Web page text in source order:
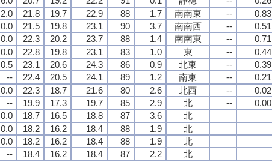
2.0 21.8 19.7 22.9 88 1.7 南南東 -- 0.83
0.0 21.5 19.8 23.1 90 3.7 南南西 -- 0.51
0.0 22.3 20.2 23.7 88 1.4 南南東 -- 0.71
0.0 22.8 19.8 23.1 83 1.0 東 -- 0.44
0.5 23.1 20.6 24.3 86 0.9 北東 -- 0.39
-- 22.4 20.5 24.1 89 1.2 南東 -- 0.21
0.0 22.3 18.7 21.6 80 2.6 北西 -- 0.02
-- 19.9 17.3 19.7 85 2.9 北 -- 0.00
0.0 18.7 16.5 18.8 87 3.6 北
0.0 18.2 16.2 18.4 88 1.9 北
0.0 18.2 16.2 18.4 88 1.9 北
-- 18.4 16.2 18.4 87 2.2 北